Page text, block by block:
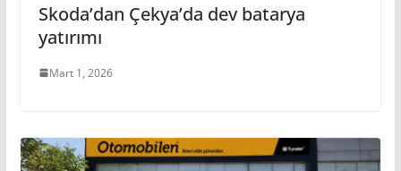
Skoda’dan Çekya’da dev batarya
yatırımı
Mart 1, 2026